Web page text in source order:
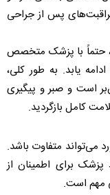
پس از جراحی
حتماً با پزشک متخصص
یابد. به طور کلی،
است و صبر و پیگیری
کامل بازگردید.
می‌تواند متفاوت باشد.
پزشک برای اطمینان از
مهم است.